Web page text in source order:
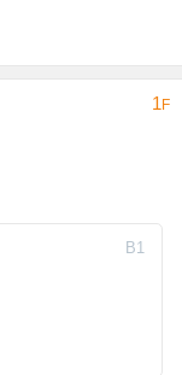
1F
B1